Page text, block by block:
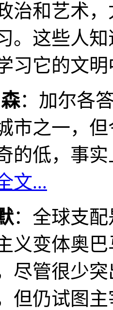
治和艺术
。这些人
习它的文
：加尔各
市之一，
的低，事
文...
：全球支
义变体奥
尽管很少
但仍试图